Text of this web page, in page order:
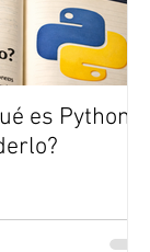
es Python y